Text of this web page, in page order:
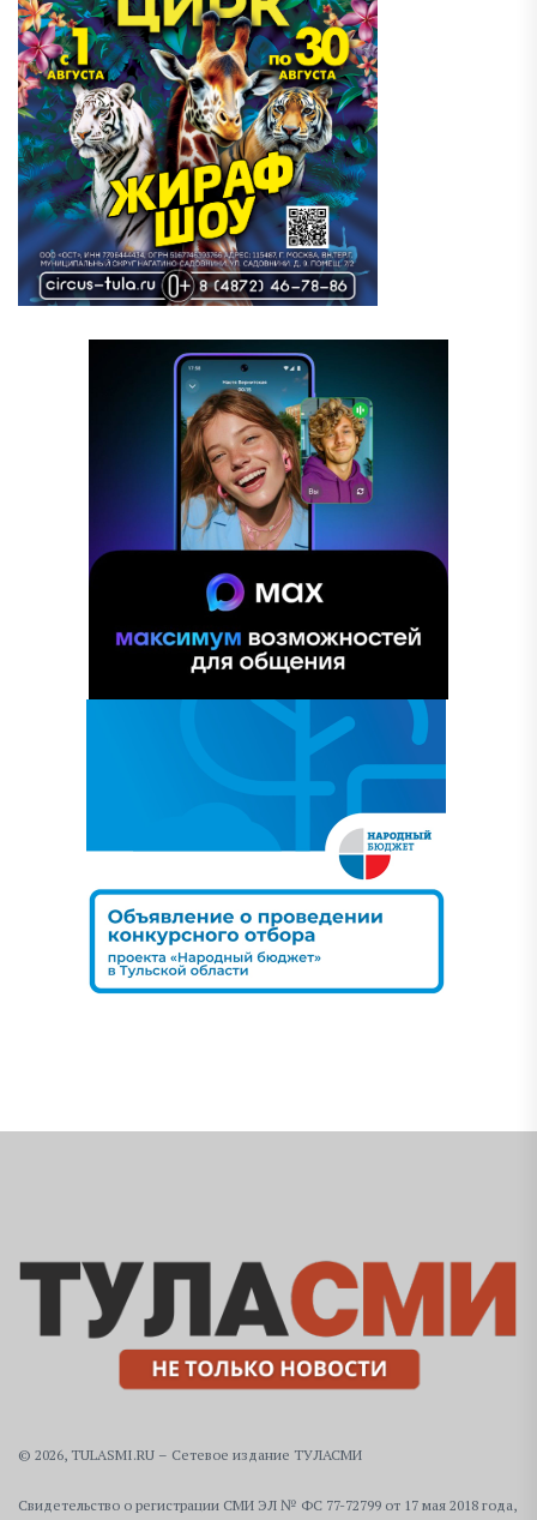
© 2026, TULASMI.RU – Сетевое издание ТУЛАСМИ
Свидетельство о регистрации СМИ ЭЛ № ФС 77-72799 от 17 мая 2018 года,